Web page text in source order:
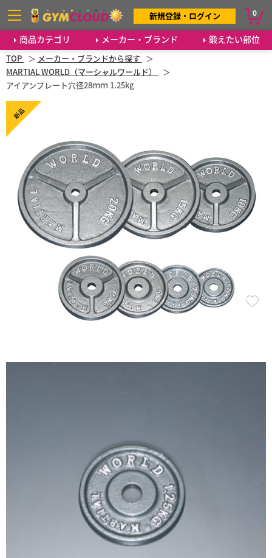
商品カテゴリ メーカー・ブランド 鍛えたい部位
新規登録・ログイン 0
TOP
メーカー・ブランドから探す
MARTIAL WORLD（マーシャルワールド）
アイアンプレート穴径28ｍｍ 1.25kg
新品